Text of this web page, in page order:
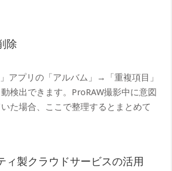
除
アプリの「アルバム」→「重複項目」
検出できます。ProRAW撮影中に意図
た場合、ここで整理するとまとめて
ィ製クラウドサービスの活用